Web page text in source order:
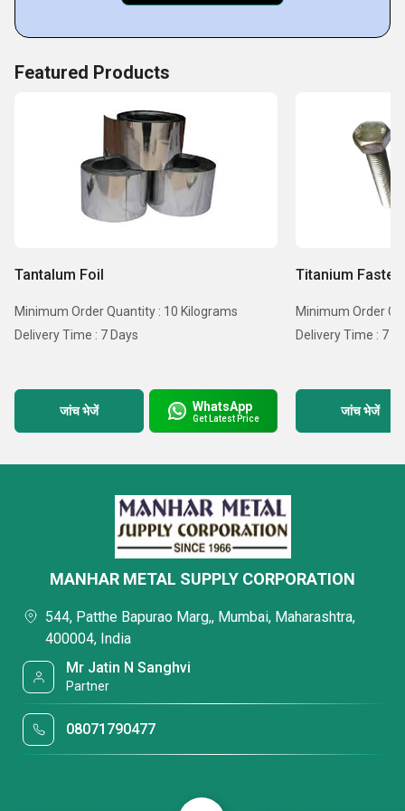
सिमेन्ट
प्लास्टिक
Featured Products
Tantalum Foil
Minimum Order Quantity : 10 Kilograms
Delivery Time : 7 Days
जांच भेजें WhatsApp
Get Latest Price
Titanium
Minimum Order
Delivery Time : 7
जांच भेजें
MANHAR METAL SUPPLY CORPORATION
544, Patthe Bapurao Marg,, Mumbai, Maharashtra,
400004, India
Mr Jatin N Sanghvi
Partner
08071790477